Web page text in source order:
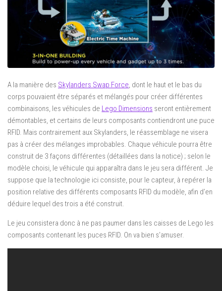
A la manière des Skylanders Swap Force, dont le haut et le bas du
corps pouvaient être séparés et mélangés pour créer différentes
combinaisons, les véhicules de Lego Dimensions seront entièrement
démontables, et certains de leurs composants contiendront une puce
RFID. Mais contrairement aux Skylanders, le réassemblage ne visera
pas à créer des mélanges improbables. Chaque véhicule pourra être
construit de 3 façons différentes (détaillées dans la notice) ; selon le
modèle choisi, le véhicule qui apparaîtra dans le jeu sera différent. Je
suppose que la technologie ici consiste, pour le capteur, à repérer la
position relative des différents composants RFID du modèle, afin d’en
déduire lequel des trois a été construit.
Le jeu consistera donc à ne pas paumer dans les caisses de Lego les
composants contenant les puces RFID. On va bien s’amuser.